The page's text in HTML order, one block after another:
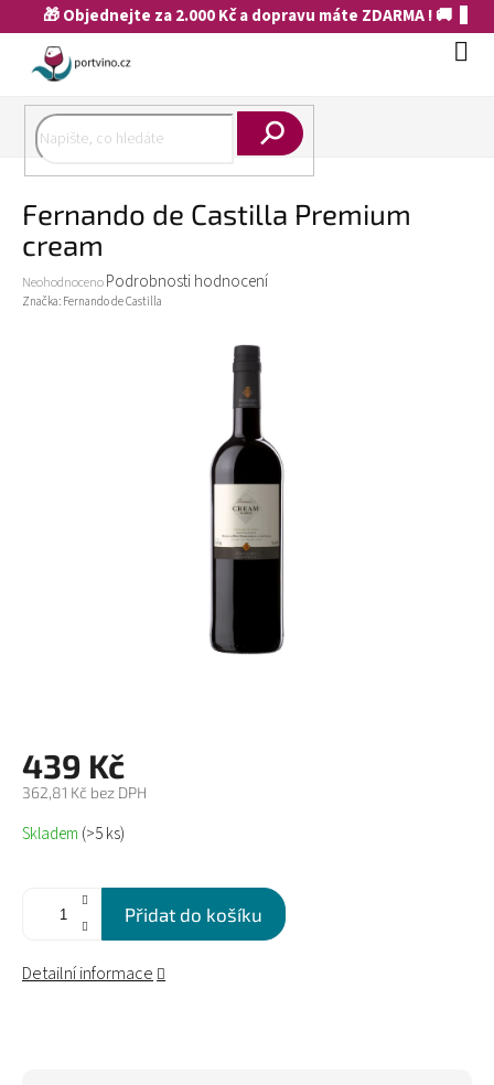
na
🎁 Objednejte za 2.000 Kč a dopravu máte ZDARMA ! 🚚
Fernando de Castilla Premium
cream
Průměrné
hodnocení
NeohodnocenoPodrobnosti hodnocení
Značka: Fernando de Castilla
439 Kč
362,81 Kč bez DPH
Měrná
cena:
Skladem (>5 ks)
Přidat do košíku
Detailní informace